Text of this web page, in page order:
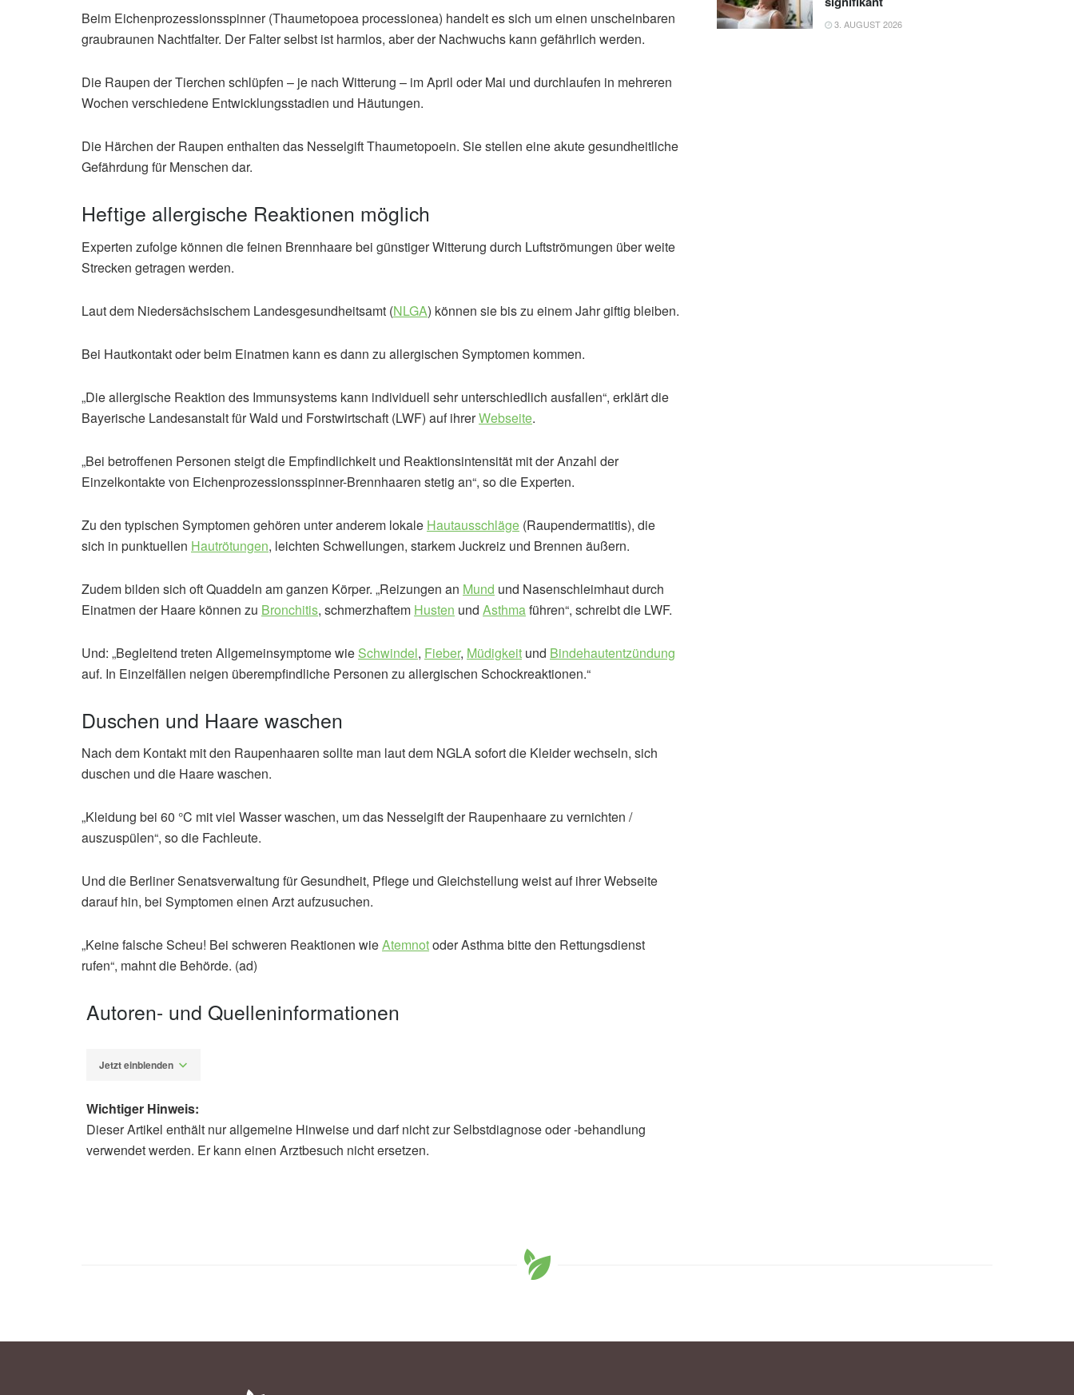
Beim Eichenprozessionsspinner (Thaumetopoea processionea) handelt es sich um einen unscheinbaren
graubraunen Nachtfalter. Der Falter selbst ist harmlos, aber der Nachwuchs kann gefährlich werden.
Die Raupen der Tierchen schlüpfen – je nach Witterung – im April oder Mai und durchlaufen in mehreren
Wochen verschiedene Entwicklungsstadien und Häutungen.
Die Härchen der Raupen enthalten das Nesselgift Thaumetopoein. Sie stellen eine akute gesundheitliche
Gefährdung für Menschen dar.
Heftige allergische Reaktionen möglich
Experten zufolge können die feinen Brennhaare bei günstiger Witterung durch Luftströmungen über weite
Strecken getragen werden.
Laut dem Niedersächsischem Landesgesundheitsamt (NLGA) können sie bis zu einem Jahr giftig bleiben.
Bei Hautkontakt oder beim Einatmen kann es dann zu allergischen Symptomen kommen.
„Die allergische Reaktion des Immunsystems kann individuell sehr unterschiedlich ausfallen“, erklärt die
Bayerische Landesanstalt für Wald und Forstwirtschaft (LWF) auf ihrerWebseite.
„Bei betroffenen Personen steigt die Empfindlichkeit und Reaktionsintensität mit der Anzahl der
Einzelkontakte von Eichenprozessionsspinner-Brennhaaren stetig an“, so die Experten.
Zu den typischen Symptomen gehören unter anderem lokale Hautausschläge (Raupendermatitis), die
sich in punktuellen Hautrötungen, leichten Schwellungen, starkem Juckreiz und Brennen äußern.
Zudem bilden sich oft Quaddeln am ganzen Körper. „Reizungen an Mund und Nasenschleimhaut durch
Einatmen der Haare können zu Bronchitis, schmerzhaftem Husten und Asthmaführen“, schreibt die LWF.
Und: „Begleitend treten Allgemeinsymptome wie Schwindel, Fieber, Müdigkeit und Bindehautentzündung
auf. In Einzelfällen neigen überempfindliche Personen zu allergischen Schockreaktionen.“
Duschen und Haare waschen
Nach dem Kontakt mit den Raupenhaaren sollte man laut dem NGLA sofort die Kleider wechseln, sich
duschen und die Haare waschen.
„Kleidung bei 60 °C mit viel Wasser waschen, um das Nesselgift der Raupenhaare zu vernichten /
auszuspülen“, so die Fachleute.
Und die Berliner Senatsverwaltung für Gesundheit, Pflege und Gleichstellung weist auf ihrer Webseite
darauf hin, bei Symptomen einen Arzt aufzusuchen.
„Keine falsche Scheu! Bei schweren Reaktionen wieAtemnotoder Asthma bitte den Rettungsdienst
rufen“, mahnt die Behörde. (ad)
Autoren- und Quelleninformationen
Jetzt einblenden
Alfred Domke
Wichtiger Hinweis:
Dieser Artikel enthält nur allgemeine Hinweise und darf nicht zur Selbstdiagnose oder -behandlung
verwendet werden. Er kann einen Arztbesuch nicht ersetzen.
3. AUGUST 2026